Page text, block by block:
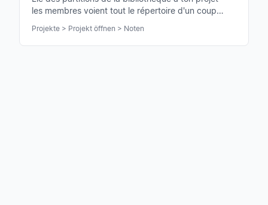
les membres voient tout le répertoire d'un coup
Projekte > Projekt öffnen > Noten